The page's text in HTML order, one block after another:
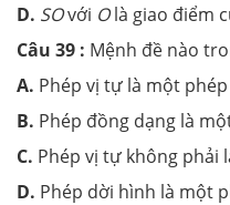
D. SOvới Olà giao điểm
Câu 39 : Mệnh đề nào
A. Phép vị tự là một
B. Phép đồng dạng là
C. Phép vị tự không phải
D. Phép dời hình là một